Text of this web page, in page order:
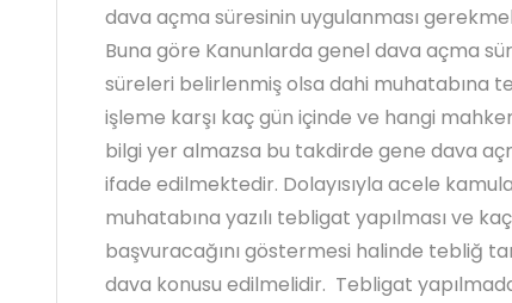
dava açma süresinin uygulanması
Buna göre Kanunlarda genel dava açma
süreleri belirlenmiş olsa dahi muhatabına
işleme karşı kaç gün içinde ve hangi
bilgi yer almazsa bu takdirde gene dava
ifade edilmektedir. Dolayısıyla acele
muhatabına yazılı tebligat yapılması ve
başvuracağını göstermesi halinde tebliğ
dava konusu edilmelidir. Tebligat